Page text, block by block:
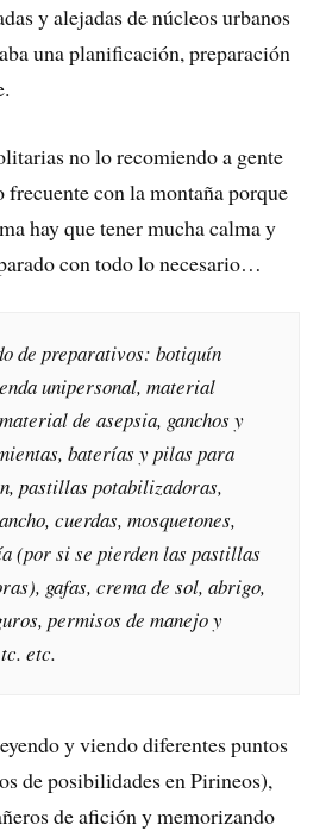
y alejadas de núcleos urbanos
una planificación, preparación
no lo recomiendo a gente
frecuente con la montaña porque
hay que tener mucha calma y
con todo lo necesario…
de preparativos: botiquín
unipersonal, material
de asepsia, ganchos y
baterías y pilas para
pastillas potabilizadoras,
cuerdas, mosquetones,
(por si se pierden las pastillas
gafas, crema de sol, abrigo,
permisos de manejo y
etc.
y viendo diferentes puntos
de posibilidades en Pirineos),
de afición y memorizando